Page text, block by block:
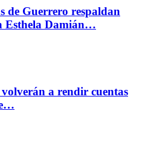
de Guerrero respaldan
Esthela Damián…
a rendir cuentas